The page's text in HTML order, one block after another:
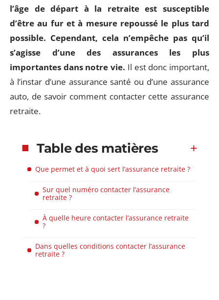
l’âge de départ à la retraite est susceptible
d’être au fur et à mesure repoussé le plus tard
possible. Cependant, cela n’empêche pas qu’il
s’agisse d’une des assurances les plus
importantes dans notre vie. Il est donc important,
à l’instar d’une assurance santé ou d’une assurance
auto, de savoir comment contacter cette assurance
retraite.
Table des matières
Que permet et à quoi sert l’assurance retraite ?
Sur quel numéro contacter l’assurance
retraite ?
À quelle heure contacter l’assurance retraite
?
Dans quelles conditions contacter l’assurance
retraite ?